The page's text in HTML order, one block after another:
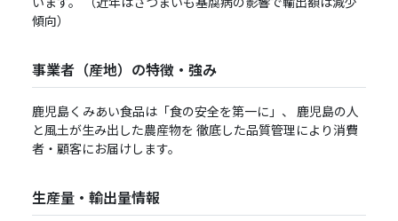
傾向）
事業者（産地）の特徴・強み
⿅児島くみあい⾷品は「⾷の安全を第⼀に」、 ⿅児島の⼈
と⾵⼟が⽣み出した農産物を 徹底した品質管理により消費
者・顧客にお届けします。
生産量・輸出量情報